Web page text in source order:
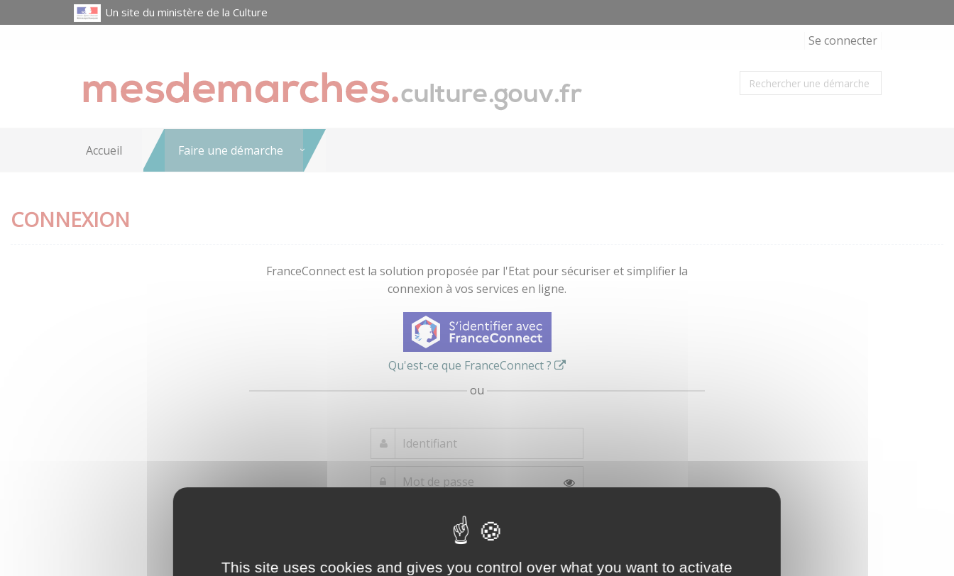
This site uses cookies and gives you control over what you want to activate
Un site du ministère de la Culture
Se connecter
Accueil Faire une démarche
CONNEXION
FranceConnect est la solution proposée par l'Etat pour sécuriser et simplifier la
connexion à vos services en ligne.
Qu'est-ce que FranceConnect ?
ou
compte